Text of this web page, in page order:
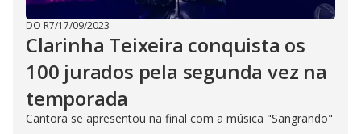
DO R7/17/09/2023
Clarinha Teixeira conquista os
100 jurados pela segunda vez na
temporada
Cantora se apresentou na final com a música "Sangrando"